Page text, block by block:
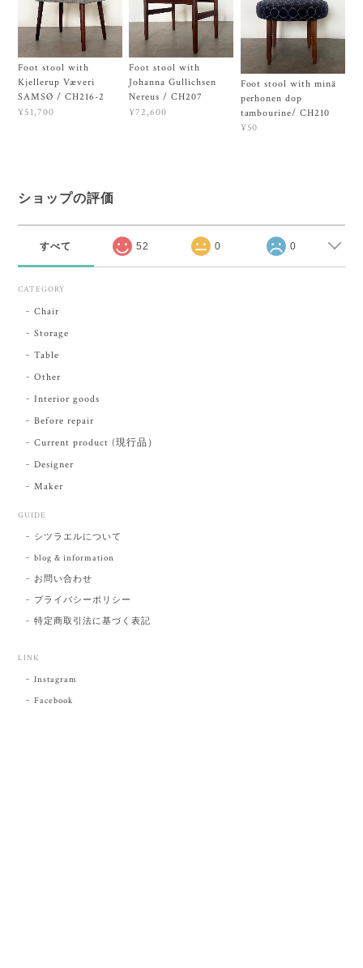
Foot stool with
Kjellerup Væveri
SAMSØ / CH216-2
¥51,700
Foot stool with
Johanna Gullichsen
Nereus / CH207
¥72,600
Foot stool with minä
perhonen dop
tambourine/ CH210
¥50
ショップの評価
すべて 52 0 0
CATEGORY
Chair
Storage
Table
Other
Interior goods
Before repair
Current product (現行品）
Designer
Maker
GUIDE
シツラエルについて
blog & information
お問い合わせ
プライバシーポリシー
特定商取引法に基づく表記
LINK
Instagram
Facebook